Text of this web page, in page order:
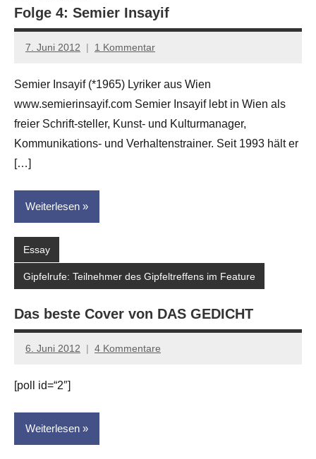
Folge 4: Semier Insayif
7. Juni 2012
Anton
Leitner
1 Kommentar
Semier Insayif (*1965) Lyriker aus Wien
www.semierinsayif.com Semier Insayif lebt in Wien als
freier Schrift-steller, Kunst- und Kulturmanager,
Kommunikations- und Verhaltenstrainer. Seit 1993 hält er
[…]
Weiterlesen
Essay
Gipfelrufe: Teilnehmer des Gipfeltreffens im Feature
Das beste Cover von DAS GEDICHT
6. Juni 2012
Anton
Leitner
4 Kommentare
[poll id=“2″]
Weiterlesen